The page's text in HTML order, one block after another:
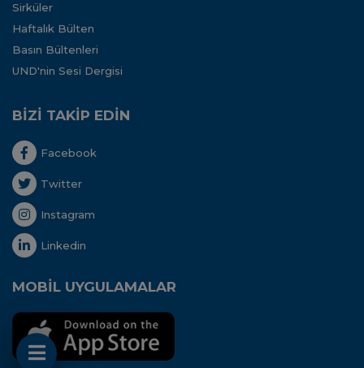
Sirküler
Haftalık Bülten
Basın Bültenleri
UND'nin Sesi Dergisi
BİZİ TAKİP EDİN
Facebook
Twitter
Instagram
Linkedin
MOBİL UYGULAMALAR